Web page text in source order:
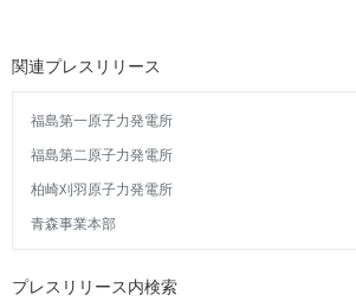
関連プレスリリース
福島第一原子力発電所
福島第二原子力発電所
柏崎刈羽原子力発電所
青森事業本部
プレスリリース内検索